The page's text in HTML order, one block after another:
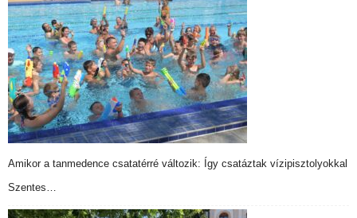
Amikor a tanmedence csatatérré változik: Így csatáztak vízipisztolyokkal
Szentes…